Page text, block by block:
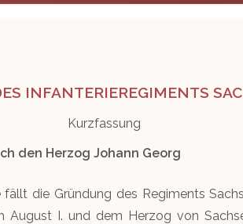
INFANTERIEREGIMENTS
Kurzfassung
den Herzog Johann Georg
die Gründung des Regiments
August I. und dem Herzog von